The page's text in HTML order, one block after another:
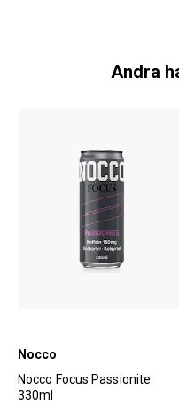
Andra
Nocco
Nocco Focus Passionite
330ml